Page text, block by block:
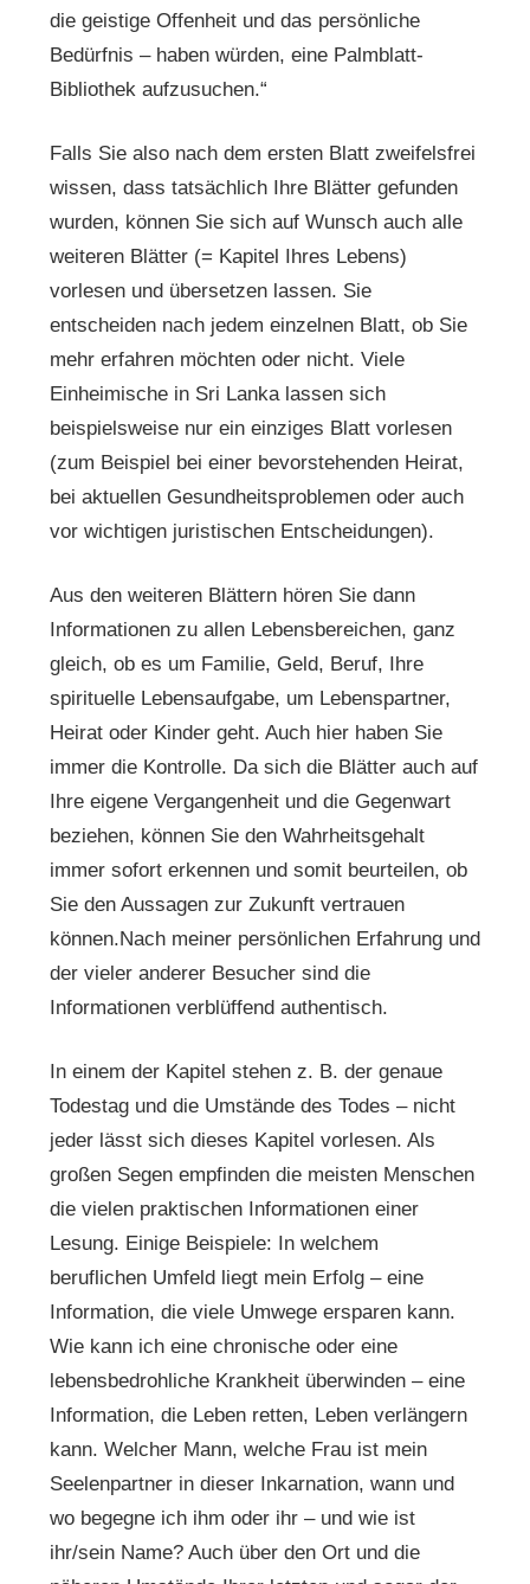
die geistige Offenheit und das persönliche
Bedürfnis – haben würden, eine Palmblatt-
Bibliothek aufzusuchen.“
Falls Sie also nach dem ersten Blatt zweifelsfrei
wissen, dass tatsächlich Ihre Blätter gefunden
wurden, können Sie sich auf Wunsch auch alle
weiteren Blätter (= Kapitel Ihres Lebens)
vorlesen und übersetzen lassen. Sie
entscheiden nach jedem einzelnen Blatt, ob Sie
mehr erfahren möchten oder nicht. Viele
Einheimische in Sri Lanka lassen sich
beispielsweise nur ein einziges Blatt vorlesen
(zum Beispiel bei einer bevorstehenden Heirat,
bei aktuellen Gesundheitsproblemen oder auch
vor wichtigen juristischen Entscheidungen).
Aus den weiteren Blättern hören Sie dann
Informationen zu allen Lebensbereichen, ganz
gleich, ob es um Familie, Geld, Beruf, Ihre
spirituelle Lebensaufgabe, um Lebenspartner,
Heirat oder Kinder geht. Auch hier haben Sie
immer die Kontrolle. Da sich die Blätter auch auf
Ihre eigene Vergangenheit und die Gegenwart
beziehen, können Sie den Wahrheitsgehalt
immer sofort erkennen und somit beurteilen, ob
Sie den Aussagen zur Zukunft vertrauen
können.Nach meiner persönlichen Erfahrung und
der vieler anderer Besucher sind die
Informationen verblüffend authentisch.
In einem der Kapitel stehen z. B. der genaue
Todestag und die Umstände des Todes – nicht
jeder lässt sich dieses Kapitel vorlesen. Als
großen Segen empfinden die meisten Menschen
die vielen praktischen Informationen einer
Lesung. Einige Beispiele: In welchem
beruflichen Umfeld liegt mein Erfolg – eine
Information, die viele Umwege ersparen kann.
Wie kann ich eine chronische oder eine
lebensbedrohliche Krankheit überwinden – eine
Information, die Leben retten, Leben verlängern
kann. Welcher Mann, welche Frau ist mein
Seelenpartner in dieser Inkarnation, wann und
wo begegne ich ihm oder ihr – und wie ist
ihr/sein Name? Auch über den Ort und die